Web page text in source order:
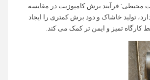
محیطی: فرآیند برش کامپوزیت در مقایسه
تولید خاشاک و دود برش کمتری را ایجاد
کارگاه تمیز و ایمن تر کمک می کند.